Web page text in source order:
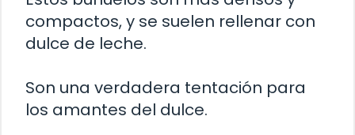
compactos, y se suelen rellenar con
dulce de leche.
Son una verdadera tentación para
los amantes del dulce.